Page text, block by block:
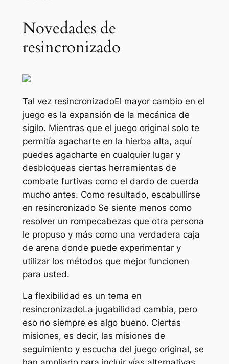
Novedades de
resincronizado
Tal vez resincronizadoEl mayor cambio en el
juego es la expansión de la mecánica de
sigilo. Mientras que el juego original solo te
permitía agacharte en la hierba alta, aquí
puedes agacharte en cualquier lugar y
desbloqueas ciertas herramientas de
combate furtivas como el dardo de cuerda
mucho antes. Como resultado, escabullirse
en resincronizado Se siente menos como
resolver un rompecabezas que otra persona
le propuso y más como una verdadera caja
de arena donde puede experimentar y
utilizar los métodos que mejor funcionen
para usted.
La flexibilidad es un tema en
resincronizadoLa jugabilidad cambia, pero
eso no siempre es algo bueno. Ciertas
misiones, es decir, las misiones de
seguimiento y escucha del juego original, se